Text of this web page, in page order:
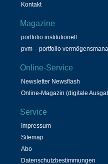
Kontakt
Magazine
portfolio institutionell
pvm – portfolio
Online-Service
Newsletter Newsflash
Online-Magazin (digitale
Service
Impressum
Sitemap
Abo
Datenschutzbestimmungen